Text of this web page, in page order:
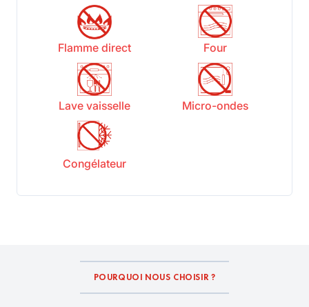
Flamme direct Four
Lave vaisselle Micro-ondes
Congélateur
POURQUOI NOUS CHOISIR ?